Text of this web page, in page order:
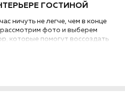
ГОСТИНОЙ
ничуть не легче, чем в конце
рассмотрим фото и выберем
которые помогут воссоздать